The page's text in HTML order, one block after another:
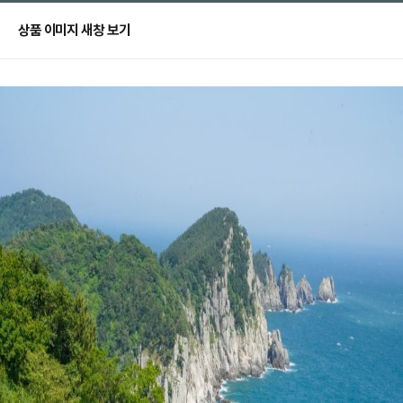
상품 이미지 새창 보기